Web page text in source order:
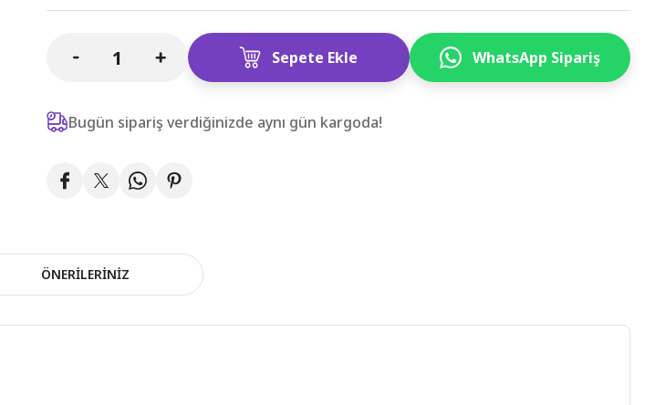
Sepete Ekle WhatsApp Sipariş
Bugün sipariş verdiğinizde aynı gün kargoda!
ÖNERILERINIZ